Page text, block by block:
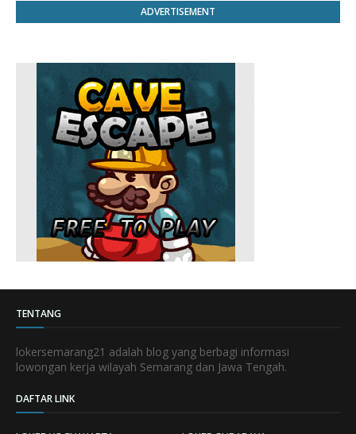
ADVERTISEMENT
TENTANG
lokersemarang21 adalah blog yang berbagi informasi
lowongan kerja wilayah Semarang dan Jawa Tengah.
DAFTAR LINK